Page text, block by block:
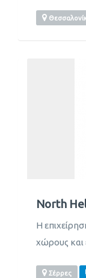
North
Η
χώρους και
Σέρρες